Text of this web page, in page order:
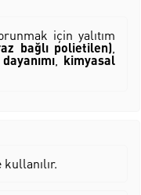
için yalıtım
bağlı polietilen)
, kimyasal